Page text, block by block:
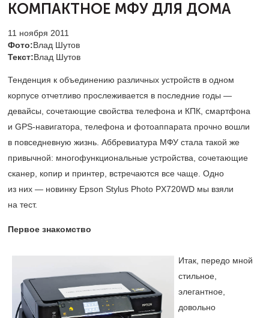
КОМПАКТНОЕ МФУ ДЛЯ ДОМА
11 ноября 2011
Фото:Влад Шутов
Текст:Влад Шутов
Тенденция к объединению различных устройств в одном
корпусе отчетливо прослеживается в последние годы —
девайсы, сочетающие свойства телефона и КПК, смартфона
и GPS-навигатора, телефона и фотоаппарата прочно вошли
в повседневную жизнь. Аббревиатура МФУ стала такой же
привычной: многофункциональные устройства, сочетающие
сканер, копир и принтер, встречаются все чаще. Одно
из них — новинку Epson Stylus Photo PX720WD мы взяли
на тест.
Первое знакомство
Итак, передо мной
стильное,
элегантное,
довольно